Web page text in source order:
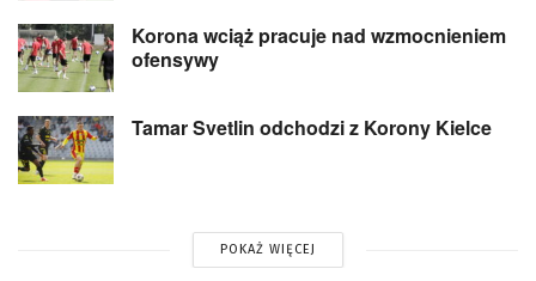
Korona wciąż pracuje nad wzmocnieniem
ofensywy
Tamar Svetlin odchodzi z Korony Kielce
POKAŻ WIĘCEJ